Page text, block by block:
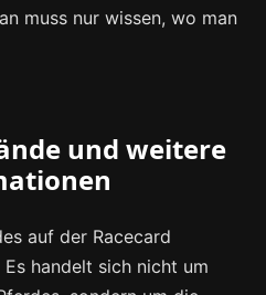
muss nur wissen, wo man
und weitere
auf der Racecard
handelt sich nicht um